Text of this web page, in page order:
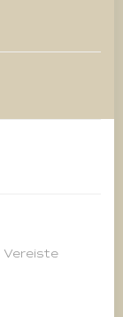
Vereiste